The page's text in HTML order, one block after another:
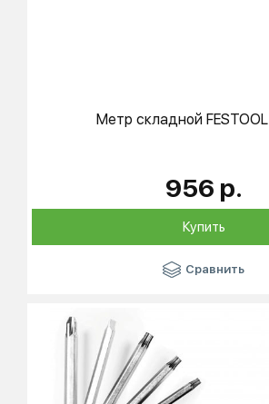
Метр складной FESTOOL
956 р.
Купить
Сравнить